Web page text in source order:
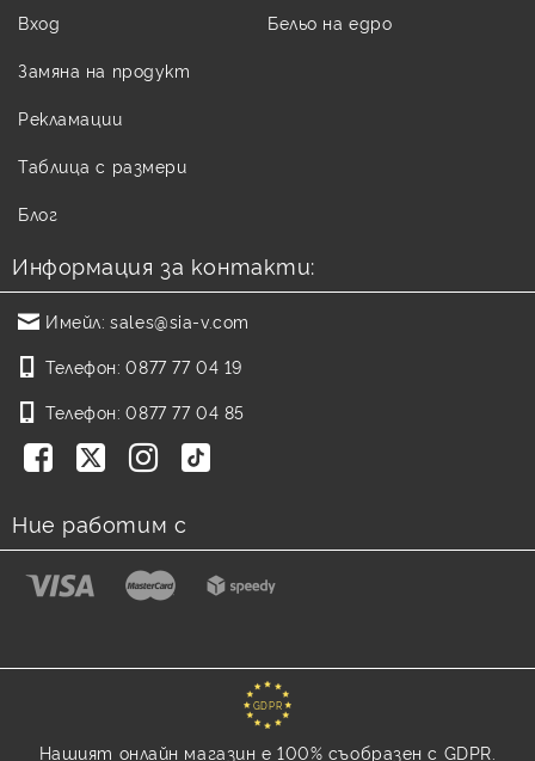
Вход Бельо на едро
Замяна на продукт
Рекламации
Таблица с размери
Блог
Информация за контакти:
Имейл: sales@sia-v.com
Телефон: 0877 77 04 19
Телефон: 0877 77 04 85
Ние работим с
GDPR
Нашият онлайн магазин е 100% съобразен с GDPR.